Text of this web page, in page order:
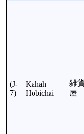
(J-
7)
Kahah
Hobichai
雑
屋